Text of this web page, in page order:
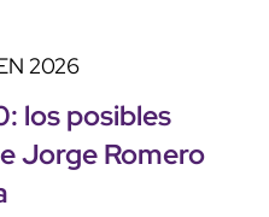
2026
los posibles
Jorge Romero